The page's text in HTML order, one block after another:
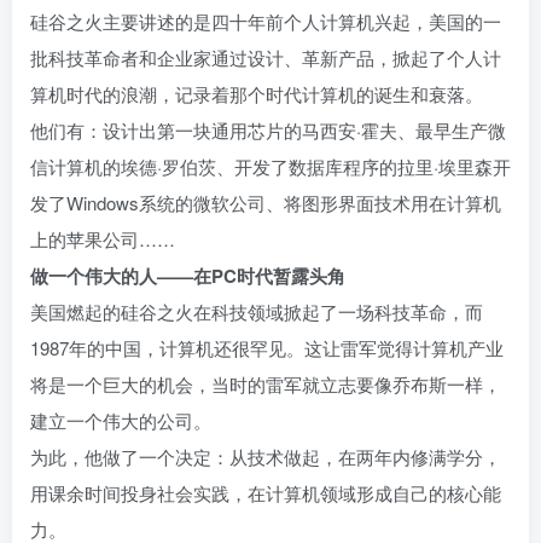
硅谷之火主要讲述的是四十年前个人计算机兴起，美国的一
批科技革命者和企业家通过设计、革新产品，掀起了个人计
算机时代的浪潮，记录着那个时代计算机的诞生和衰落。
他们有：设计出第一块通用芯片的马西安·霍夫、最早生产微
信计算机的埃德·罗伯茨、开发了数据库程序的拉里·埃里森开
发了Windows系统的微软公司、将图形界面技术用在计算机
上的苹果公司……
做一个伟大的人——在PC时代暂露头角
美国燃起的硅谷之火在科技领域掀起了一场科技革命，而
1987年的中国，计算机还很罕见。这让雷军觉得计算机产业
将是一个巨大的机会，当时的雷军就立志要像乔布斯一样，
建立一个伟大的公司。
为此，他做了一个决定：从技术做起，在两年内修满学分，
用课余时间投身社会实践，在计算机领域形成自己的核心能
力。